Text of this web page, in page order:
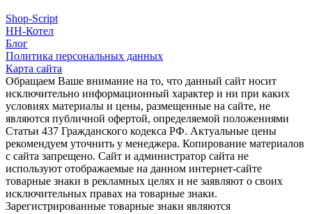
Shop-Script
НН-Котел
Блог
Политика персональных данных
Карта сайта
Обращаем Ваше внимание на то, что данный сайт носит
исключительно информационный характер и ни при каких
условиях материалы и цены, размещенные на сайте, не
являются публичной офертой, определяемой положениями
Статьи 437 Гражданского кодекса РФ. Актуальные цены
рекомендуем уточнить у менеджера. Копирование материалов
с сайта запрещено. Сайт и администратор сайта не
используют отображаемые на данном интернет-сайте
товарные знаки в рекламных целях и не заявляют о своих
исключительных правах на товарные знаки.
Зарегистрированные товарные знаки являются